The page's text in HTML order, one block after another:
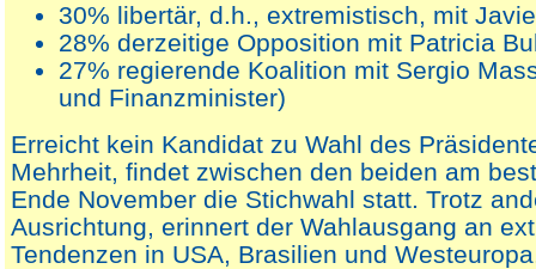
30% libertär, d.h., extremistisch, mit
28% derzeitige Opposition mit Patricia
27% regierende Koalition mit Sergio
und Finanzminister)
Erreicht kein Kandidat zu Wahl des
Mehrheit, findet zwischen den beiden am
Ende November die Stichwahl statt. Trotz
Ausrichtung, erinnert der Wahlausgang an
Tendenzen in USA, Brasilien und